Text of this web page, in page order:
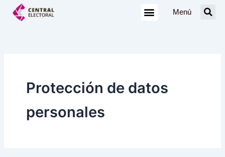
Menú
Protección de datos
personales